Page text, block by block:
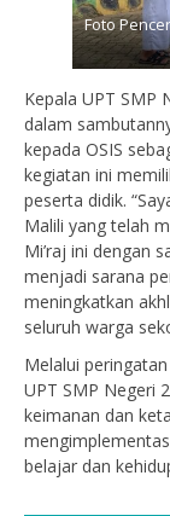
Foto
Kepala UPT SMP
dalam
kepada OSIS
kegiatan ini
peserta didik.
Malili yang telah
Mi’raj ini dengan
menjadi sarana
meningkatkan
seluruh warga
Melalui
UPT SMP Negeri
keimanan dan
belajar dan